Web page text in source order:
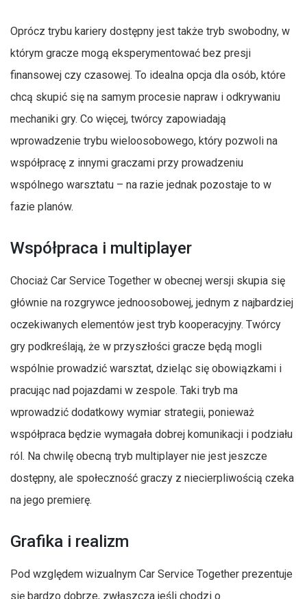
Oprócz trybu kariery dostępny jest także tryb swobodny, w
którym gracze mogą eksperymentować bez presji
finansowej czy czasowej. To idealna opcja dla osób, które
chcą skupić się na samym procesie napraw i odkrywaniu
mechaniki gry. Co więcej, twórcy zapowiadają
wprowadzenie trybu wieloosobowego, który pozwoli na
współpracę z innymi graczami przy prowadzeniu
wspólnego warsztatu – na razie jednak pozostaje to w
fazie planów.
Współpraca i multiplayer
Chociaż Car Service Together w obecnej wersji skupia się
głównie na rozgrywce jednoosobowej, jednym z najbardziej
oczekiwanych elementów jest tryb kooperacyjny. Twórcy
gry podkreślają, że w przyszłości gracze będą mogli
wspólnie prowadzić warsztat, dzieląc się obowiązkami i
pracując nad pojazdami w zespole. Taki tryb ma
wprowadzić dodatkowy wymiar strategii, ponieważ
współpraca będzie wymagała dobrej komunikacji i podziału
ról. Na chwilę obecną tryb multiplayer nie jest jeszcze
dostępny, ale społeczność graczy z niecierpliwością czeka
na jego premierę.
Grafika i realizm
Pod względem wizualnym Car Service Together prezentuje
się bardzo dobrze, zwłaszcza jeśli chodzi o